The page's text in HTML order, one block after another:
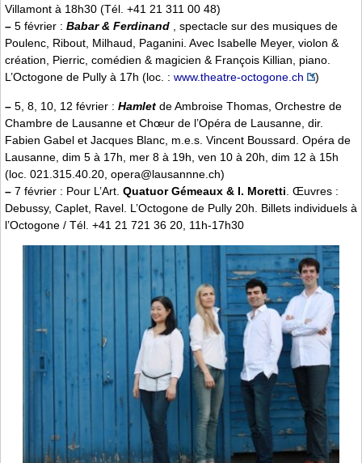
Villamont à 18h30 (Tél. +41 21 311 00 48)
– 5 février : Babar & Ferdinand , spectacle sur des musiques de
Poulenc, Ribout, Milhaud, Paganini. Avec Isabelle Meyer, violon &
création, Pierric, comédien & magicien & François Killian, piano.
L’Octogone de Pully à 17h (loc. : www.theatre-octogone.ch )
– 5, 8, 10, 12 février : Hamlet de Ambroise Thomas, Orchestre de
Chambre de Lausanne et Chœur de l’Opéra de Lausanne, dir.
Fabien Gabel et Jacques Blanc, m.e.s. Vincent Boussard. Opéra de
Lausanne, dim 5 à 17h, mer 8 à 19h, ven 10 à 20h, dim 12 à 15h
(loc. 021.315.40.20, opera@lausannne.ch)
– 7 février : Pour L’Art. Quatuor Gémeaux & I. Moretti . Œuvres :
Debussy, Caplet, Ravel. L’Octogone de Pully 20h. Billets individuels à
l’Octogone / Tél. +41 21 721 36 20, 11h-17h30